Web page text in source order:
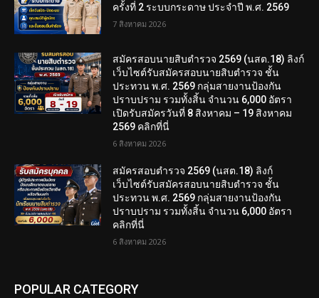
ครั้งที่ 2 ระบบกระดาษ ประจำปี พ.ศ. 2569
7 สิงหาคม 2026
สมัครสอบนายสิบตำรวจ 2569 (นสต.18) ลิงก์
เว็บไซต์รับสมัครสอบนายสิบตำรวจ ชั้น
ประทวน พ.ศ. 2569 กลุ่มสายงานป้องกัน
ปราบปราม รวมทั้งสิ้น จำนวน 6,000 อัตรา
เปิดรับสมัครวันที่ 8 สิงหาคม – 19 สิงหาคม
2569 คลิกที่นี่
6 สิงหาคม 2026
สมัครสอบตํารวจ 2569 (นสต.18) ลิงก์
เว็บไซต์รับสมัครสอบนายสิบตำรวจ ชั้น
ประทวน พ.ศ. 2569 กลุ่มสายงานป้องกัน
ปราบปราม รวมทั้งสิ้น จำนวน 6,000 อัตรา
คลิกที่นี่
6 สิงหาคม 2026
POPULAR CATEGORY